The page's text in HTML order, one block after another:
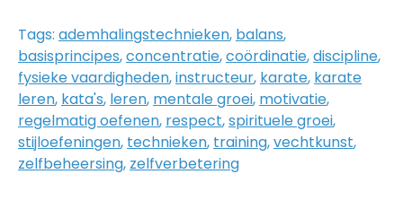
Tags: ademhalingstechnieken, balans,
basisprincipes,concentratie,coördinatie,discipline,
fysieke vaardigheden,instructeur, karate, karate
leren, kata's, leren, mentale groei, motivatie,
regelmatig oefenen, respect,spirituele groei,
stijloefeningen, technieken, training,vechtkunst,
zelfbeheersing, zelfverbetering